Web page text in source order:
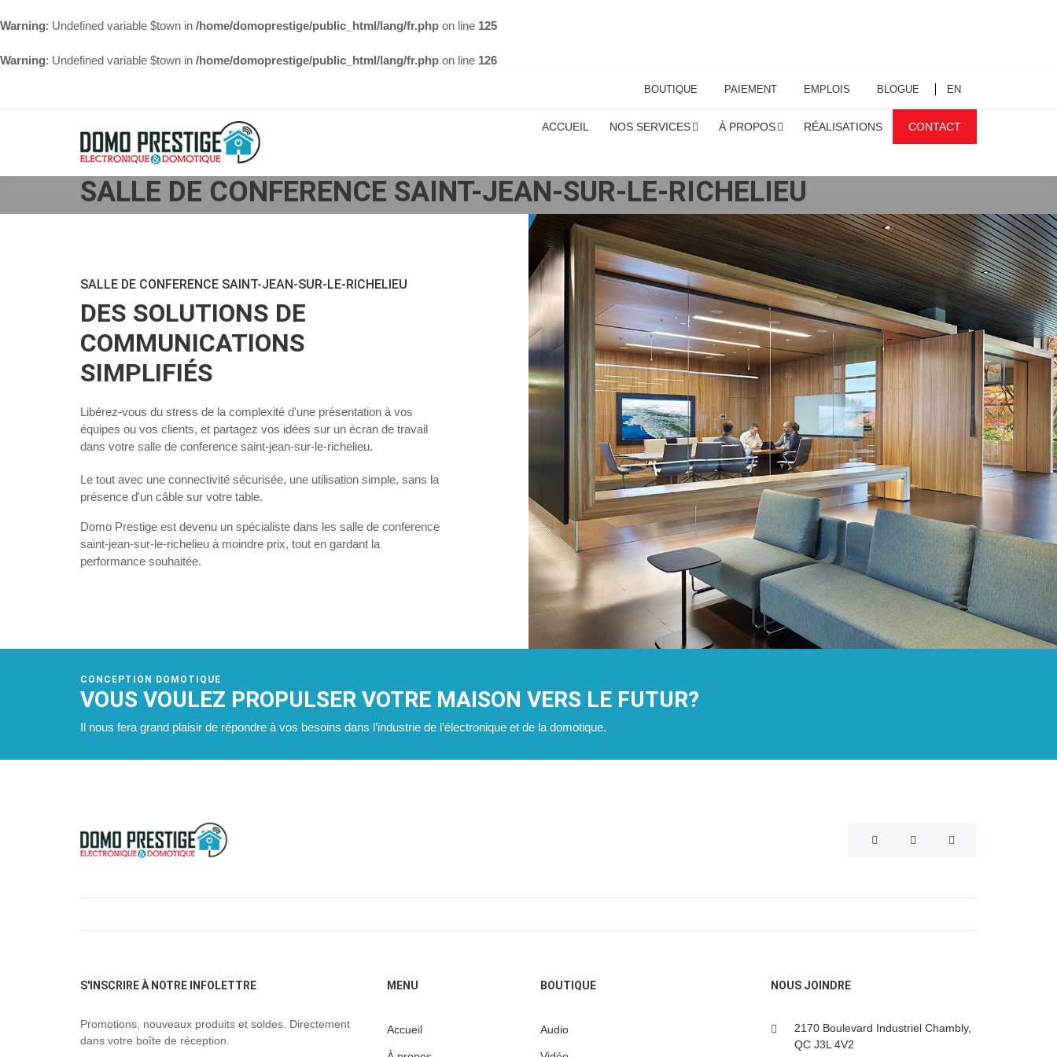
Warning: Undefined variable $town in /home/domoprestige/public_html/lang/fr.php on line 125
Warning: Undefined variable $town in /home/domoprestige/public_html/lang/fr.php on line 126
BOUTIQUE PAIEMENT EMPLOIS BLOGUE EN
ACCUEIL NOS SERVICES À PROPOS RÉALISATIONS CONTACT
SALLE DE CONFERENCE SAINT-JEAN-SUR-LE-RICHELIEU
SALLE DE CONFERENCE SAINT-JEAN-SUR-LE-RICHELIEU
DES SOLUTIONS DE
COMMUNICATIONS
SIMPLIFIÉS
Libérez-vous du stress de la complexité d'une présentation à vos
équipes ou vos clients, et partagez vos idées sur un écran de travail
dans votre salle de conference saint-jean-sur-le-richelieu.
Le tout avec une connectivité sécurisée, une utilisation simple, sans la
présence d'un câble sur votre table.
Domo Prestige est devenu un spécialiste dans les salle de conference
saint-jean-sur-le-richelieu à moindre prix, tout en gardant la
performance souhaitée.
CONCEPTION DOMOTIQUE
VOUS VOULEZ PROPULSER VOTRE MAISON VERS LE FUTUR?
Il nous fera grand plaisir de répondre à vos besoins dans l’industrie de l’électronique et de la domotique.
S'INSCRIRE À NOTRE INFOLETTRE
Promotions, nouveaux produits et soldes. Directement
dans votre boîte de réception.
MENU
Accueil
BOUTIQUE
Audio
NOUS JOINDRE
2170 Boulevard Industriel Chambly,
QC J3L 4V2